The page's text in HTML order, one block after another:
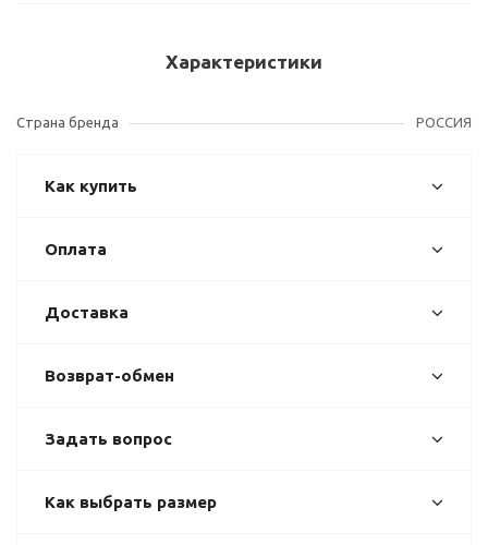
Характеристики
Страна бренда РОССИЯ
Как купить
Оплата
Доставка
Возврат-обмен
Задать вопрос
Как выбрать размер